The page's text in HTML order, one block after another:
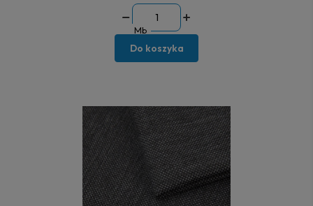
Mb
Do koszyka